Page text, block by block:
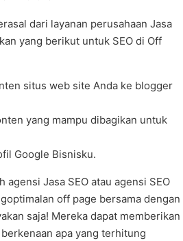
dari layanan perusahaan Jasa
yang berikut untuk SEO di Off
situs web site Anda ke blogger
yang mampu dibagikan untuk
Google Bisnisku.
Jasa SEO atau agensi SEO
off page bersama dengan
saja! Mereka dapat memberikan
apa yang terhitung